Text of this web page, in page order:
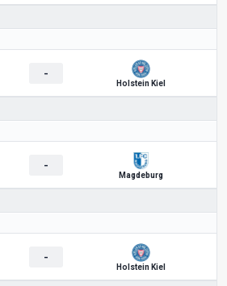
-
Holstein Kiel
-
Magdeburg
-
Holstein Kiel